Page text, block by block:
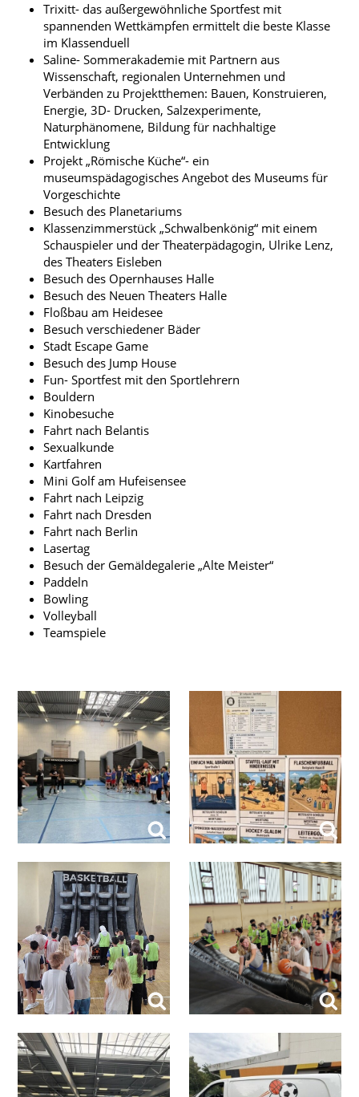
IServ Schulplattform
Moodle
Aktuelles Schuljahr
Termine
Regelungen und Organisation
Fachkonferenzen
Archiv
Unterrichtszeiten
Trixitt- das außergewöhnliche Sportfest mit
spannenden Wettkämpfen ermittelt die beste Klasse
im Klassenduell
Saline- Sommerakademie mit Partnern aus
Wissenschaft, regionalen Unternehmen und
Verbänden zu Projektthemen: Bauen, Konstruieren,
Energie, 3D- Drucken, Salzexperimente,
Naturphänomene, Bildung für nachhaltige
Entwicklung
Projekt „Römische Küche“- ein
museumspädagogisches Angebot des Museums für
Vorgeschichte
Besuch des Planetariums
Klassenzimmerstück „Schwalbenkönig“ mit einem
Schauspieler und der Theaterpädagogin, Ulrike Lenz,
des Theaters Eisleben
Besuch des Opernhauses Halle
Besuch des Neuen Theaters Halle
Floßbau am Heidesee
Besuch verschiedener Bäder
Stadt Escape Game
Besuch des Jump House
Fun- Sportfest mit den Sportlehrern
Bouldern
Kinobesuche
Fahrt nach Belantis
Sexualkunde
Kartfahren
Mini Golf am Hufeisensee
Fahrt nach Leipzig
Fahrt nach Dresden
Fahrt nach Berlin
Lasertag
Besuch der Gemäldegalerie „Alte Meister“
Paddeln
Bowling
Volleyball
Teamspiele